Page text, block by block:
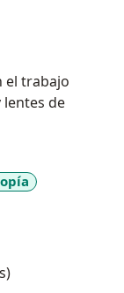
el trabajo
lentes de